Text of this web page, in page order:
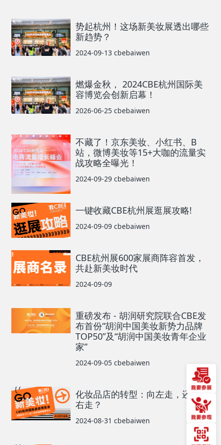
势起杭州！这场新美妆展透出哪些
新趋势？
2024-09-13 cbebaiwen
燃爆金秋， 2024CBE杭州国际美
容博览会创新启幕！
2026-06-25 cbebaiwen
不藏了！京东美妆、小红书、B
站，微博美妆等15+大咖的流量实
战攻略全曝光！
2024-09-29 cbebaiwen
一键收藏CBE杭州展逛展攻略!
2024-09-09 cbebaiwen
CBE杭州展600家展商阵容首发，
共赴新美妆时代
2024-09-09
重磅发布 - 胡润研究院联合CBE发
布首份“胡润中国美妆新势力品牌
TOP50”及“胡润中国美妆青年企业
家”
2024-09-05 cbebaiwen
化妆品店的转型：向左走，还是向
右走？
2024-08-31 cbebaiwen